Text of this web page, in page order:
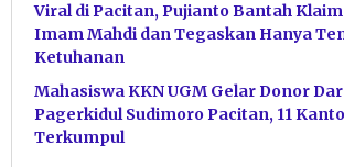
Viral di Pacitan, Pujianto Bantah
Imam Mahdi dan Tegaskan Hanya
Ketuhanan
Mahasiswa KKN UGM Gelar Donor
Pagerkidul Sudimoro Pacitan, 11
Terkumpul